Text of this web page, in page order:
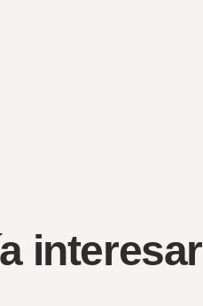
interesar